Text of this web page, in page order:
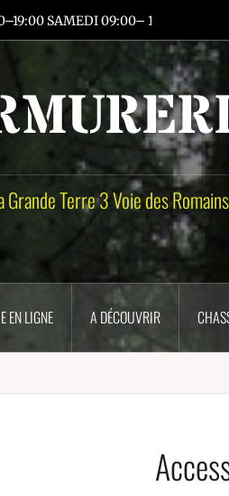
Grande Terre 3 Voie des
EN LIGNE A DÉCOUVRIR
SAMEDI 09:00– 12:00 et